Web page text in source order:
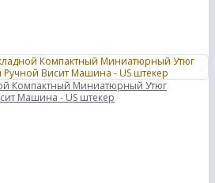
Компактный Миниатюрный Утюг
Машина - US штекер